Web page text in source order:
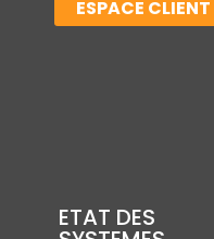
ESPACE CLIENT
ETAT DES